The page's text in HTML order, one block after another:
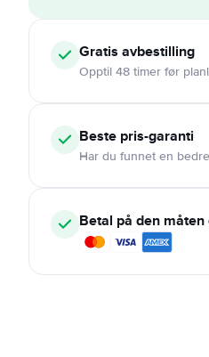
Gratis avbestilling
Opptil 48 timer før
Beste pris-garanti
Har du funnet en
Betal på den